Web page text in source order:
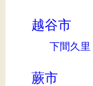
越谷市
下間久里
蕨市